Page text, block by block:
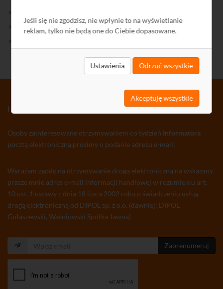
Jeśli się nie zgodzisz, nie wpłynie to na wyświetlanie
reklam, tylko nie będą one do Ciebie dopasowane.
Ustawienia Odrzuć wszystkie
Akceptuję wszystkie
Polityka Prywatności
INFORMATOR TV-SAT CCTV WLAN
Osoby zainteresowane otrzymywaniem co tydzień Informatora
pocztą elektroniczną prosimy o podanie adresu e-mail:
Wyrażam zgodę na otrzymywanie drogą elektroniczną na wskazany
przeze mnie adres e-mail informacji handlowej w rozumieniu art.
10 ust. 1 ustawy z dnia 18 lipca 2002 roku o świadczeniu usług
drogą elektroniczną od DIPOL sp. z o.o. (dawniej: DIPOL
Gołaszewski, Waśniowski Spółka Jawna)
Zaprenumeruj